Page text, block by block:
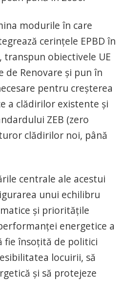
modurile în care
cerințele EPBD în
transpun obiectivele UE
de Renovare și pun în
pentru creșterea
a clădirilor existente și
ZEB (zero
clădirilor noi, până
centrale ale acestui
unui echilibru
și prioritățile
energetice a
fie însoțită de politici
locuirii, să
și să protejeze